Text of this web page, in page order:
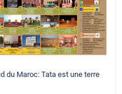
du Maroc: Tata est une terre